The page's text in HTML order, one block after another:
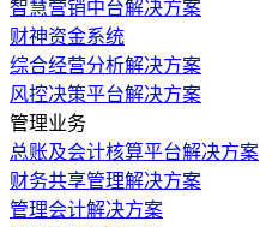
智慧营销中台解决方案
财神资金系统
综合经营分析解决方案
风控决策平台解决方案
管理业务
总账及会计核算平台解决方案
财务共享管理解决方案
管理会计解决方案